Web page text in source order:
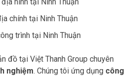
hình tại Ninh Thuận
chính tại Ninh Thuận
trình tại Ninh Thuận
đồ tại Việt Thanh Group chuyên
nghiệm. Chúng tôi ứng dụng công